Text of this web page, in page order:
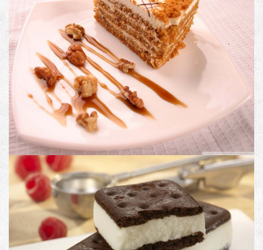
PRODUCT DESCRIPTION
Image with an external link
PRODUCT #9